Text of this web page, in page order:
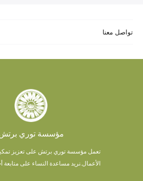
تواصل معنا
مؤسسة توري
تعمل مؤسسة توري برتش على تعزيز
الأعمال. نريد مساعدة النساء على متابعة